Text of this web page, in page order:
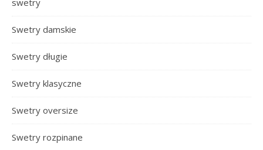
swetry
Swetry damskie
Swetry długie
Swetry klasyczne
Swetry oversize
Swetry rozpinane